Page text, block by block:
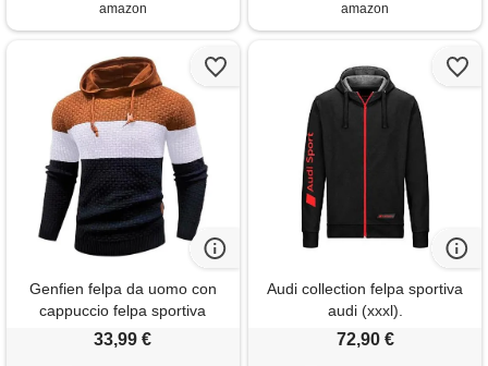
amazon
amazon
Genfien felpa da uomo con
cappuccio felpa sportiva
casuale manica lunga con
33,99 €
Audi collection felpa sportiva
audi (xxxl).
72,90 €